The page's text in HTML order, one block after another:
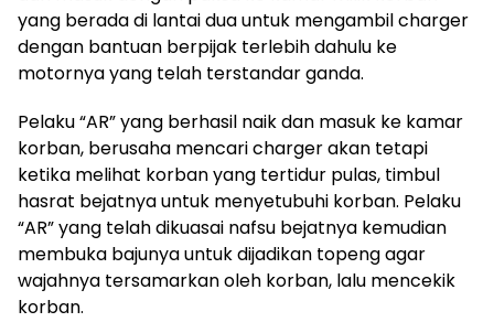
yang berada di lantai dua untuk mengambil charger
dengan bantuan berpijak terlebih dahulu ke
motornya yang telah terstandar ganda.
Pelaku “AR” yang berhasil naik dan masuk ke kamar
korban, berusaha mencari charger akan tetapi
ketika melihat korban yang tertidur pulas, timbul
hasrat bejatnya untuk menyetubuhi korban. Pelaku
“AR” yang telah dikuasai nafsu bejatnya kemudian
membuka bajunya untuk dijadikan topeng agar
wajahnya tersamarkan oleh korban, lalu mencekik
korban.